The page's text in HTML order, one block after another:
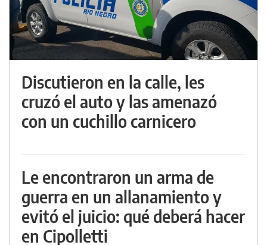
Discutieron en la calle, les
cruzó el auto y las amenazó
con un cuchillo carnicero
Le encontraron un arma de
guerra en un allanamiento y
evitó el juicio: qué deberá hacer
en Cipolletti